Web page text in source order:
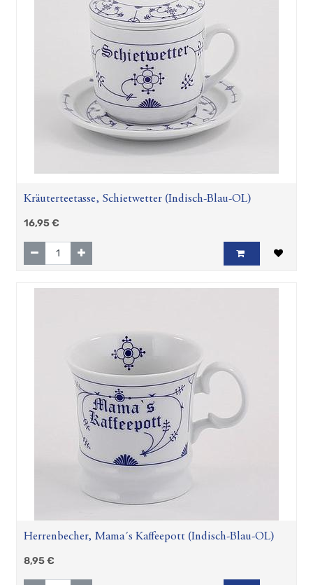
Kräuterteetasse, Schietwetter (Indisch-Blau-OL)
16,95€
Herrenbecher, Mama´s Kaffeepott (Indisch-Blau-OL)
8,95€